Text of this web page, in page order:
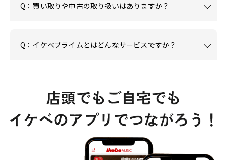
Q：買い取りや中古の取り扱いはありますか？
Q：イケベプライムとはどんなサービスですか？